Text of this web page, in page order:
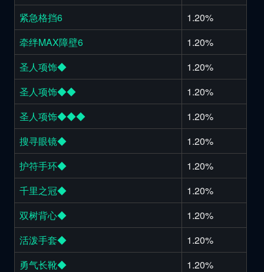
紧急格挡6
1.20%
牵绊MAX障壁6
1.20%
圣人项饰◆
1.20%
圣人项饰◆◆
1.20%
圣人项饰◆◆◆
1.20%
搜寻眼镜◆
1.20%
护符手环◆
1.20%
千里之冠◆
1.20%
双树背心◆
1.20%
活泼手套◆
1.20%
勇气长靴◆
1.20%